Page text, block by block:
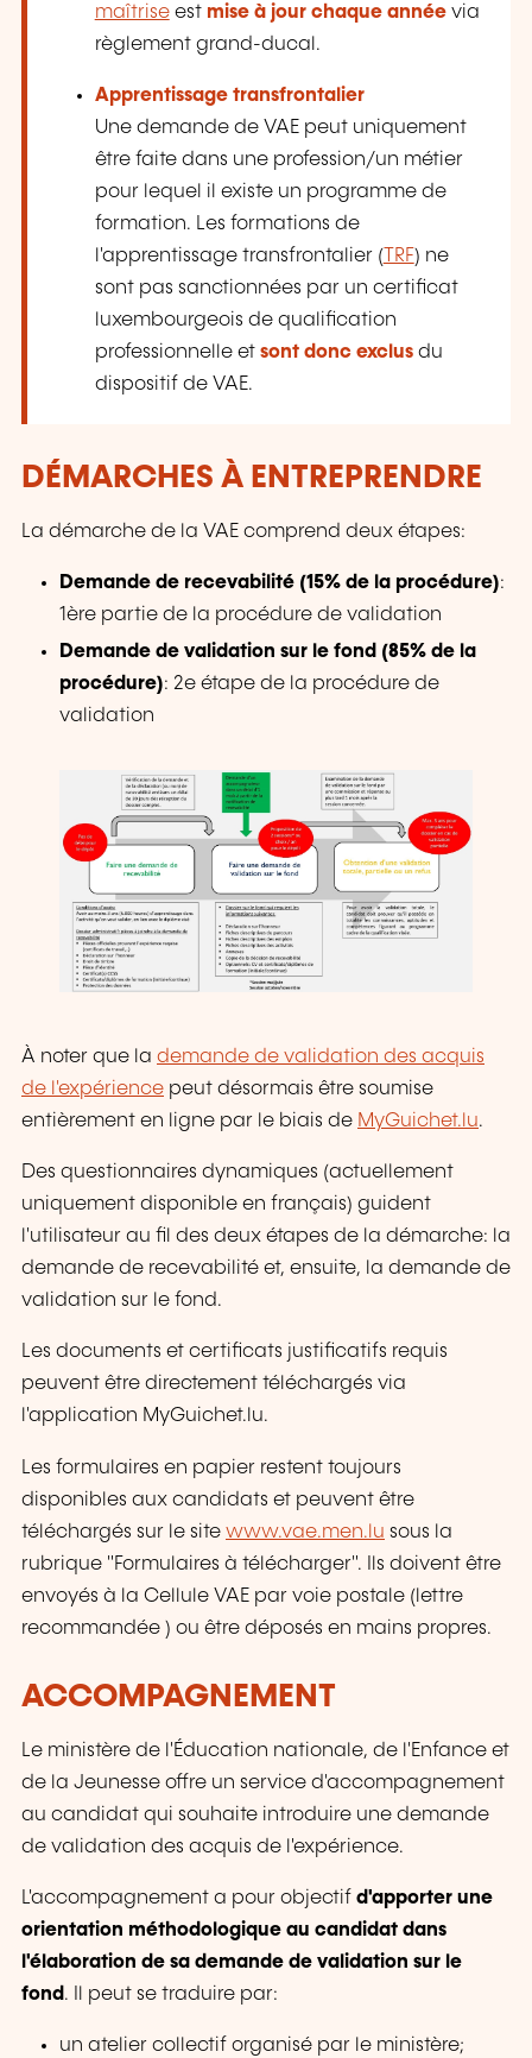
maîtriseest mise à jour chaque annéevia
règlement grand-ducal.
Apprentissage transfrontalier
Une demande de VAE peut uniquement
être faite dans une profession/un métier
pour lequel il existe un programme de
formation. Les formations de
l'apprentissage transfrontalier (TRF) ne
sont pas sanctionnées par un certificat
luxembourgeois de qualification
professionnelle et sont donc exclusdu
dispositif de VAE.
DÉMARCHES À ENTREPRENDRE
La démarche de la VAE comprend deux étapes:
Demande de recevabilité (15% de la procédure):
1ère partie de la procédure de validation
Demande de validation sur le fond (85% de la
procédure): 2e étape de la procédure de
validation
À noter que la demande de validation des acquis
de l'expérience peut désormais être soumise
entièrement en ligne par le biais de MyGuichet.lu.
Des questionnaires dynamiques (actuellement
uniquement disponible en français) guident
l'utilisateur au fil des deux étapes de la démarche: la
demande de recevabilité et, ensuite, la demande de
validation sur le fond.
Les documents et certificats justificatifs requis
peuvent être directement téléchargés via
l'application MyGuichet.lu.
Les formulaires en papier restent toujours
disponibles aux candidats et peuvent être
téléchargés sur le site www.vae.men.lu sous la
rubrique "Formulaires à télécharger". Ils doivent être
envoyés à la Cellule VAE par voie postale (lettre
recommandée ) ou être déposés en mains propres.
ACCOMPAGNEMENT
Le ministère de l'Éducation nationale, de l'Enfance et
de la Jeunesse offre un service d'accompagnement
au candidat qui souhaite introduire une demande
de validation des acquis de l'expérience.
L'accompagnement a pour objectif d'apporter une
orientation méthodologique au candidat dans
l'élaboration de sa demande de validation sur le
fond . Il peut se traduire par:
un atelier collectif organisé par le ministère;